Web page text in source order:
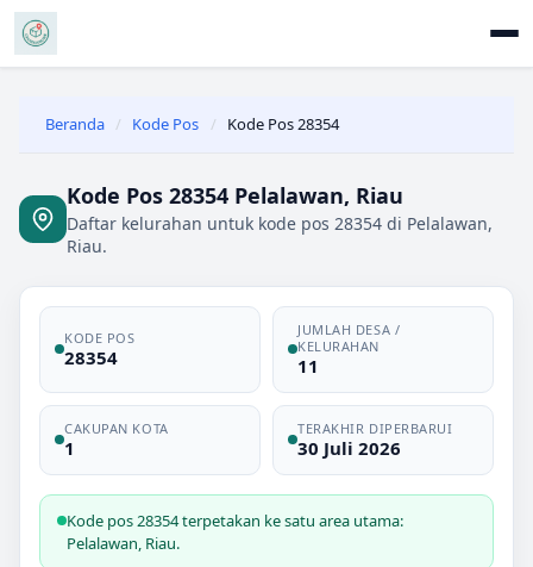
Beranda / Kode Pos / Kode Pos 28354
Kode Pos 28354 Pelalawan, Riau
Daftar kelurahan untuk kode pos 28354 di Pelalawan,
Riau.
KODE POS
28354
JUMLAH DESA /
KELURAHAN
11
CAKUPAN KOTA
1
TERAKHIR DIPERBARUI
30 Juli 2026
Kode pos 28354 terpetakan ke satu area utama:
Pelalawan, Riau.